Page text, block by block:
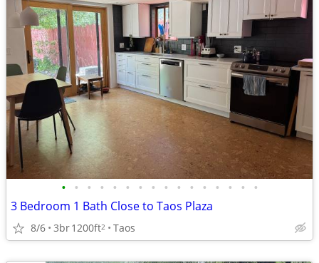
• • • • • • • • • • • • • • • •
3 Bedroom 1 Bath Close to Taos Plaza
8/6 3br1200ft2 Taos